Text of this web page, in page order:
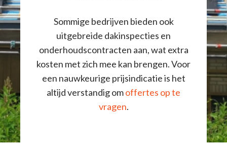
Sommige bedrijven bieden ook
uitgebreide dakinspecties en
onderhoudscontracten aan, wat extra
kosten met zich mee kan brengen. Voor
een nauwkeurige prijsindicatie is het
altijd verstandig omoffertes op te
vragen.